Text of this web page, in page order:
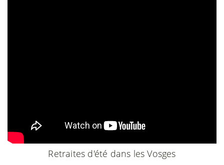
Retraites d'été dans les Vosges